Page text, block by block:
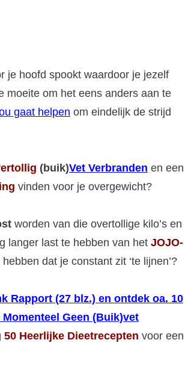
je hoofd spookt waardoor je jezelf
moeite om het eens anders aan te
gaat helpen om eindelijk de strijd
(buik)Vet Verbranden en een
vinden voor je overgewicht?
worden van die overtollige kilo’s en
langer last te hebben van het JOJO-
dat je constant zit ‘te lijnen’?
Rapport (27 blz.) en ontdek oa. 10
Momenteel Geen (Buik)vet
50 Heerlijke Dieetrecepten voor een